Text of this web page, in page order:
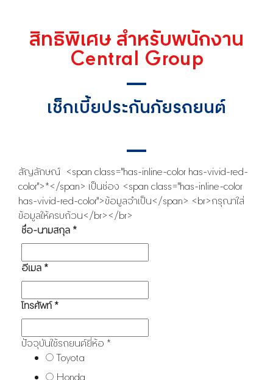
สิทธิพิเศษ สำหรับพนักงาน
Central Group
เช็กเบี้ยประกันภัยรถยนต์
สัญลักษณ์ <span class="has-inline-color has-vivid-red-
color">*</span> เป็นช่อง <span class="has-inline-color
has-vivid-red-color">ข้อมูลจำเป็น</span> <br>กรุณาใส่
ข้อมูลให้ครบถ้วน</br></br>
ชื่อ-นามสกุล *
อีเมล *
โทรศัพท์*
ปัจจุบันใช้รถยนต์ยี่ห้อ *
Toyota